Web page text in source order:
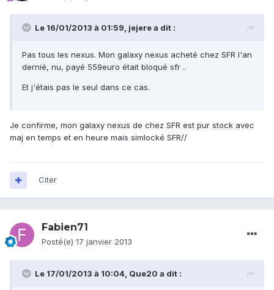
Le 16/01/2013 à 01:59, jejere a dit :
Pas tous les nexus. Mon galaxy nexus acheté chez SFR l'an
dernié, nu, payé 559euro était bloqué sfr ..
Et j'étais pas le seul dans ce cas.
Je confirme, mon galaxy nexus de chez SFR est pur stock avec
maj en temps et en heure mais simlocké SFR//
Citer
Fabien71
Posté(e) 17 janvier 2013
Le 17/01/2013 à 10:04, Que20 a dit :